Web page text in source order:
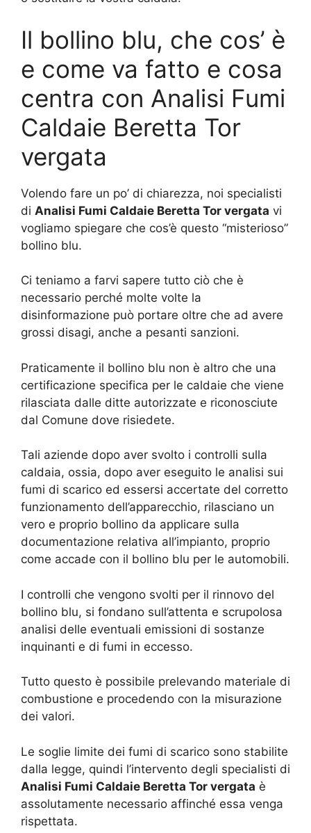
Il bollino blu, che cos’ è
e come va fatto e cosa
centra con Analisi Fumi
Caldaie Beretta Tor
vergata
Volendo fare un po’ di chiarezza, noi specialisti
di Analisi Fumi Caldaie Beretta Tor vergata vi
vogliamo spiegare che cos’è questo “misterioso”
bollino blu.
Ci teniamo a farvi sapere tutto ciò che è
necessario perché molte volte la
disinformazione può portare oltre che ad avere
grossi disagi, anche a pesanti sanzioni.
Praticamente il bollino blu non è altro che una
certificazione specifica per le caldaie che viene
rilasciata dalle ditte autorizzate e riconosciute
dal Comune dove risiedete.
Tali aziende dopo aver svolto i controlli sulla
caldaia, ossia, dopo aver eseguito le analisi sui
fumi di scarico ed essersi accertate del corretto
funzionamento dell’apparecchio, rilasciano un
vero e proprio bollino da applicare sulla
documentazione relativa all’impianto, proprio
come accade con il bollino blu per le automobili.
I controlli che vengono svolti per il rinnovo del
bollino blu, si fondano sull’attenta e scrupolosa
analisi delle eventuali emissioni di sostanze
inquinanti e di fumi in eccesso.
Tutto questo è possibile prelevando materiale di
combustione e procedendo con la misurazione
dei valori.
Le soglie limite dei fumi di scarico sono stabilite
dalla legge, quindi l’intervento degli specialisti di
Analisi Fumi Caldaie Beretta Tor vergata è
assolutamente necessario affinché essa venga
rispettata.